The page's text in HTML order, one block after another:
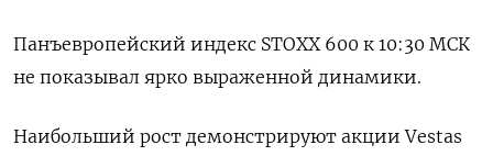
Панъевропейский индекс ‌STOXX 600 ‌к 10:30 МСК
не показывал ярко выраженной ​динамики.
Наибольший рост демонстрируют ‌акции Vestas